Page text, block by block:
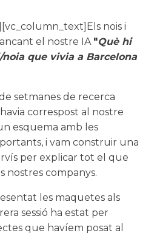
nois i
el nostre IA "Què hi
que vivia a Barcelona
setmanes de recerca
correspost al nostre
esquema amb les
i vam construir una
per explicar tot el que
nostres companys.
les maquetes als
sessió ha estat per
que havíem posat al